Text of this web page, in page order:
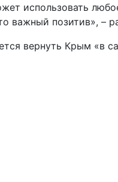
использовать
важный позитив», –
вернуть Крым «в